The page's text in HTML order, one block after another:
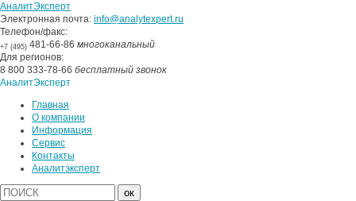
АналитЭксперт
Электронная почта: info@analytexpert.ru
Телефон/факс:
+7 (495) 481-66-86 многоканальный
Для регионов:
8 800 333-78-66 бесплатный звонок
АналитЭксперт
Главная
О компании
Информация
Сервис
Контакты
Аналитэксперт